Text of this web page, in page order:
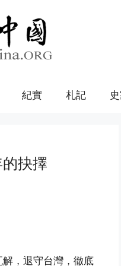
紀實 札記
抉擇
，退守台灣，徹底